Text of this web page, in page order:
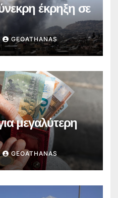
έκρηξη σε
GEOATHANAS
μεγαλύτερη
GEOATHANAS